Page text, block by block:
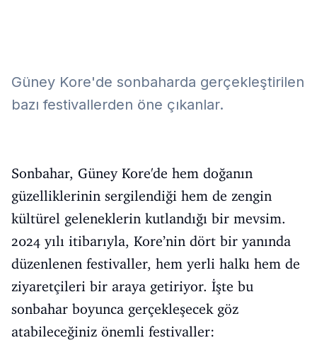
Güney Kore'de sonbaharda gerçekleştirilen
bazı festivallerden öne çıkanlar.
Sonbahar, Güney Kore'de hem doğanın
güzelliklerinin sergilendiği hem de zengin
kültürel geleneklerin kutlandığı bir mevsim.
2024 yılı itibarıyla, Kore’nin dört bir yanında
düzenlenen festivaller, hem yerli halkı hem de
ziyaretçileri bir araya getiriyor. İşte bu
sonbahar boyunca gerçekleşecek göz
atabileceğiniz önemli festivaller: